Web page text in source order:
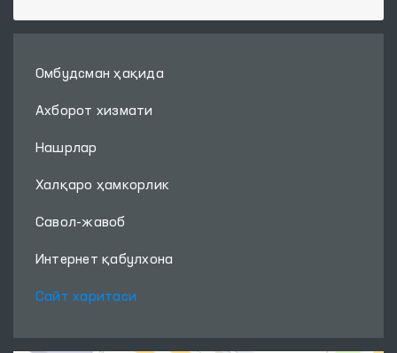
Омбудсман ҳақида
Ахборот хизмати
Нашрлар
Халқаро ҳамкорлик
Савол-жавоб
Интернет қабулхона
Сайт харитаси